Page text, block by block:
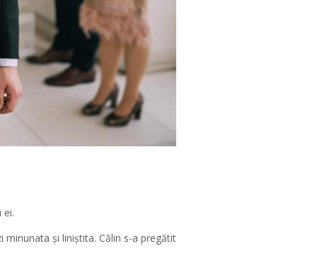
ei.
și liniștita. Călin s-a pregătit